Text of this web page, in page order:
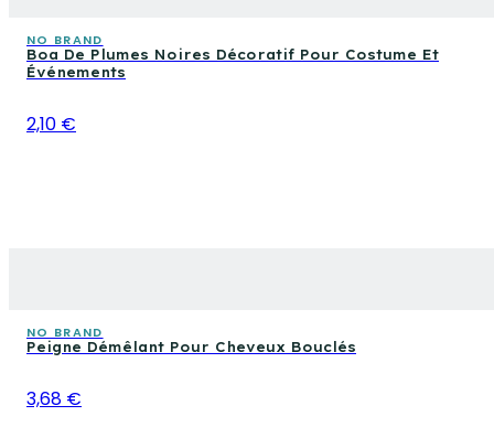
NO BRAND
Boa De Plumes Noires Décoratif Pour Costume Et
Événements
2,10 €
NO BRAND
Peigne Démêlant Pour Cheveux Bouclés
3,68 €